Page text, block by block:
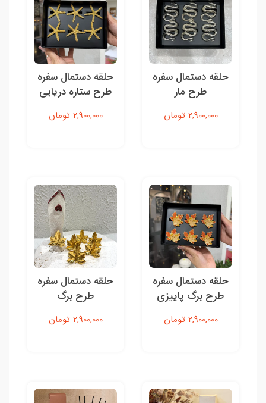
حلقه دستمال سفره
طرح مار
2,900,000 تومان
حلقه دستمال سفره
طرح ستاره دریایی
2,900,000 تومان
حلقه دستمال سفره
طرح برگ پاییزی
2,900,000 تومان
حلقه دستمال سفره
طرح برگ
2,900,000 تومان